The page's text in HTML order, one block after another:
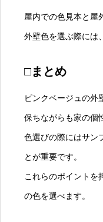
屋内での色見本と屋
外壁色を選ぶ際には
□まとめ
ピンクベージュの外
保ちながらも家の個
色選びの際にはサン
とが重要です。
これらのポイントを
の色を選べます。